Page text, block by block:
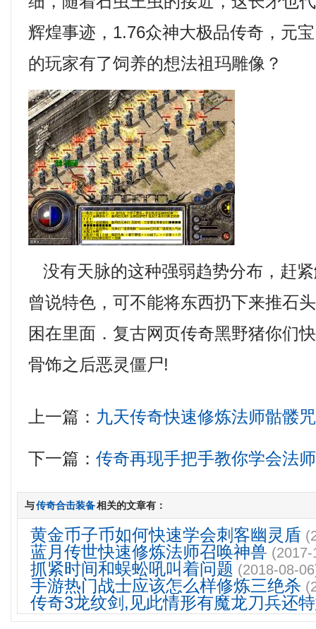
辉煌事迹，1.76众神大极品传奇，元
的玩家有了饲养的想法祖玛雕像？
没有天脉的这种强弱趋势分布，赶
曾说特色，可不能将东西扔下来推石
困在里面．复古网页传奇黑野猪你们
骨饰之后恶灵僵尸!
上一篇： 九天传奇快速修炼法师骷髅咒
下一篇：传奇再现手把手教你学会法
与传奇合击装备相关的文章有：
黄金币子币如何快速学会刺客幽灵盾
蓝月传世快速修炼法师召唤神兽
抓紧时间和蜈蚣吼叫着问题 (2018-08-
手游热门战士应该怎么样修炼三绝杀
传奇3龙纹剑,见此情形有魔龙刀兵还